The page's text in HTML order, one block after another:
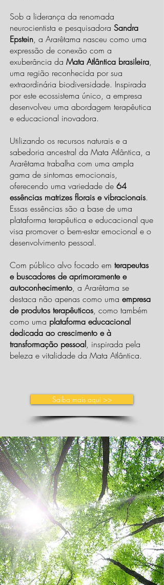
Sob a liderança da renomada
neurocientista e pesquisadora Sandra
Epstein, a Ararêtama nasceu como uma
expressão de conexão com a
exuberância da Mata Atlântica brasileira,
uma região reconhecida por sua
extraordinária biodiversidade. Inspirada
por este ecossistema único, a empresa
desenvolveu uma abordagem terapêutica
e educacional inovadora.
Utilizando os recursos naturais e a
sabedoria ancestral da Mata Atlântica, a
Ararêtama trabalha com uma ampla
gama de sintomas emocionais,
oferecendo uma variedade de 64
essências matrizes florais e vibracionais.
Essas essências são a base de uma
plataforma terapêutica e educacional que
visa promover o bem-estar emocional e o
desenvolvimento pessoal.
Com público alvo focado em terapeutas
e buscadores de aprimoramente e
autoconhecimento, a Ararêtama se
destaca não apenas como uma empresa
de produtos terapêuticos, como também
como uma plataforma educacional
dedicada ao crescimento e à
transformação pessoal, inspirada pela
beleza e vitalidade da Mata Atlântica.
Saiba mais aqui >>